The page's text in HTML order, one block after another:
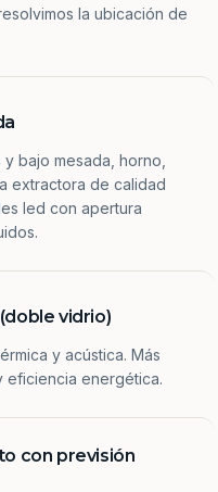
la ubicación de
bajo mesada, horno,
extractora de calidad
led con apertura
vidrio)
y acústica. Más
eficiencia energética.
con previsión